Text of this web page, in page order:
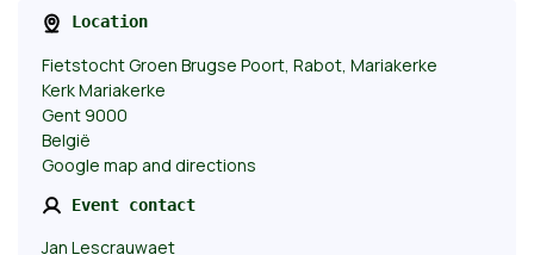
Location
Fietstocht Groen Brugse Poort, Rabot, Mariakerke
Kerk Mariakerke
Gent 9000
België
Google map and directions
Event contact
Jan Lescrauwaet